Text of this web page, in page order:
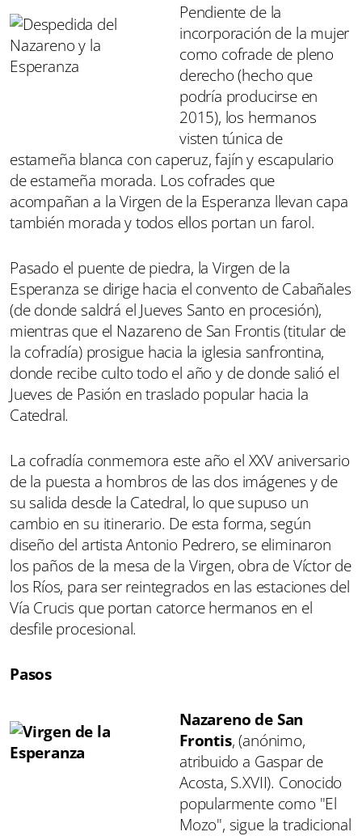
Pendiente de la
incorporación de la mujer
como cofrade de pleno
derecho (hecho que
podría producirse en
2015), los hermanos
visten túnica de
estameña blanca con caperuz, fajín y escapulario
de estameña morada. Los cofrades que
acompañan a la Virgen de la Esperanza llevan capa
también morada y todos ellos portan un farol.
Pasado el puente de piedra, la Virgen de la
Esperanza se dirige hacia el convento de Cabañales
(de donde saldrá el Jueves Santo en procesión),
mientras que el Nazareno de San Frontis (titular de
la cofradía) prosigue hacia la iglesia sanfrontina,
donde recibe culto todo el año y de donde salió el
Jueves de Pasión en traslado popular hacia la
Catedral.
La cofradía conmemora este año el XXV aniversario
de la puesta a hombros de las dos imágenes y de
su salida desde la Catedral, lo que supuso un
cambio en su itinerario. De esta forma, según
diseño del artista Antonio Pedrero, se eliminaron
los paños de la mesa de la Virgen, obra de Víctor de
los Ríos, para ser reintegrados en las estaciones del
Vía Crucis que portan catorce hermanos en el
desfile procesional.
Pasos
Nazareno de San
Frontis, (anónimo,
atribuido a Gaspar de
Acosta, S.XVII). Conocido
popularmente como "El
Mozo", sigue la tradicional